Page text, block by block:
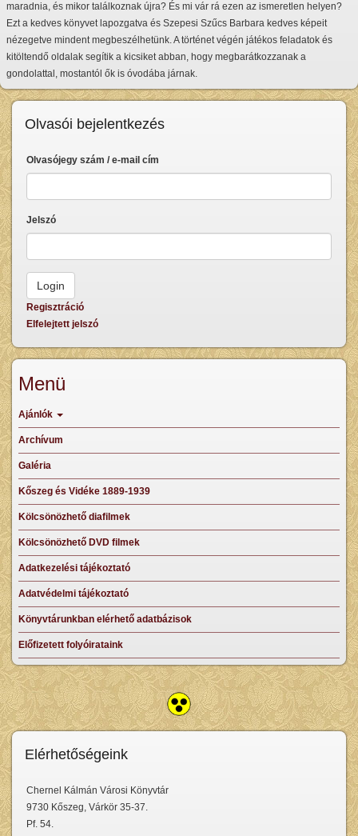
maradnia, és mikor találkoznak újra? És mi vár rá ezen az ismeretlen helyen?
Ezt a kedves könyvet lapozgatva és Szepesi Szűcs Barbara kedves képeit
nézegetve mindent megbeszélhetünk. A történet végén játékos feladatok és
kitöltendő oldalak segítik a kicsiket abban, hogy megbarátkozzanak a
gondolattal, mostantól ők is óvodába járnak.
Olvasói bejelentkezés
Olvasójegy szám / e-mail cím
Jelszó
Regisztráció
Elfelejtett jelszó
Menü
Ajánlók
Archívum
Galéria
Kőszeg és Vidéke 1889-1939
Kölcsönözhető diafilmek
Kölcsönözhető DVD filmek
Adatkezelési tájékoztató
Adatvédelmi tájékoztató
Könyvtárunkban elérhető adatbázisok
Előfizetett folyóirataink
Elérhetőségeink
Chernel Kálmán Városi Könyvtár
9730 Kőszeg, Várkör 35-37.
Pf. 54.